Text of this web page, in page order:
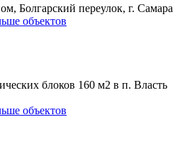
Болгарский переулок, г. Самара
объектов
блоков 160 м2 в п. Власть
объектов